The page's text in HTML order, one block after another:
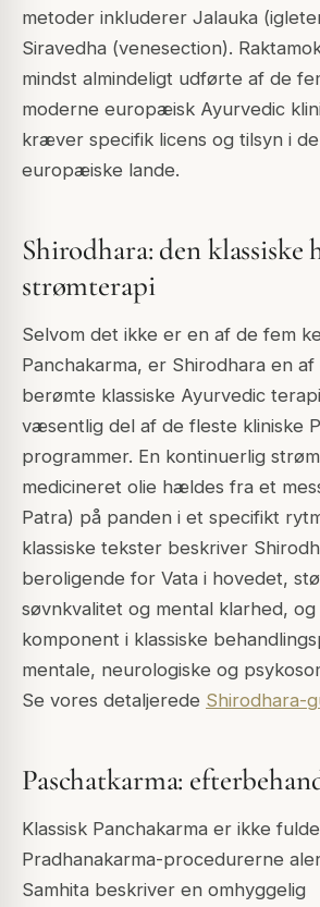
metoder inkluderer Jalauka
Siravedha (venesection).
mindst almindeligt udførte af de
moderne europæisk Ayurvedic
kræver specifik licens og tilsyn i
europæiske lande.
Shirodhara: den klassiske
strømterapi
Selvom det ikke er en af de fem
Panchakarma, er Shirodhara en af
berømte klassiske Ayurvedic
væsentlig del af de fleste kliniske
programmer. En kontinuerlig
medicineret olie hældes fra et
Patra) på panden i et specifikt
klassiske tekster beskriver
beroligende for Vata i hovedet,
søvnkvalitet og mental klarhed,
komponent i klassiske
mentale, neurologiske og
Se vores detaljerede Shirodhara-
Paschatkarma:
Klassisk Panchakarma er ikke
Pradhanakarma-procedurerne
Samhita beskriver en omhyggelig